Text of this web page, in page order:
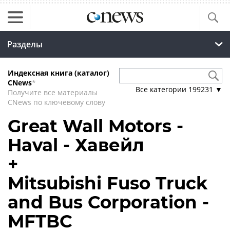
Разделы
Индексная книга (каталог)
CNews*
Получите все материалы
CNews по ключевому слову
Все категории 199231 ▼
Great Wall Motors -
Haval - Хавейл
+
Mitsubishi Fuso Truck
and Bus Corporation -
MFTBC